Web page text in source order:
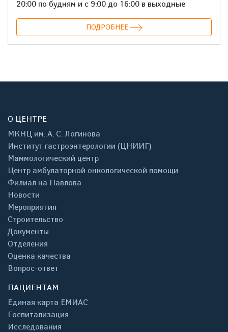
20:00 по будням и с 9:00 до 16:00 в выходные
ПОДРОБНЕЕ
О ЦЕНТРЕ
МКНЦ им. А. С. Логинова
Институт гастроэнтерологии (ЦНИИГ)
Маммологический центр
Центр амбулаторной онкологической помощи
Филиал на Павлова
Новости
Мероприятия
Строительство
Документы
Отделения
Оценка качества
Вопрос-ответ
ПАЦИЕНТАМ
Единая карта ЕМИАС
Госпитализация
Исследования